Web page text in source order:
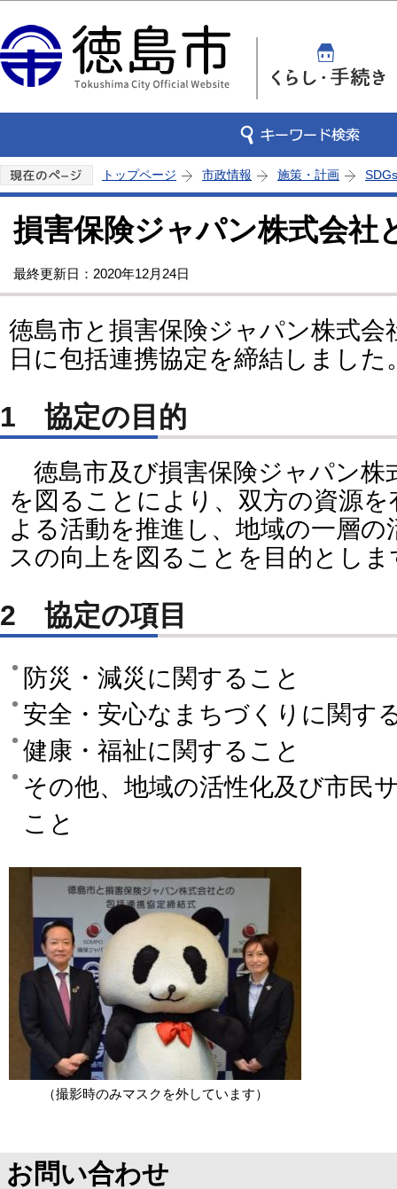
トップページ 市政情報 施策・計画
損害保険ジャパン株式会社
最終更新日：2020年12月24日
徳島市と損害保険ジャパン株式会
日に包括連携協定を締結しました
1 協定の目的
徳島市及び損害保険ジャパン株
を図ることにより、双方の資源
よる活動を推進し、地域の一層
スの向上を図ることを目的としま
2 協定の項目
防災・減災に関すること
安全・安心なまちづくりに関す
健康・福祉に関すること
その他、地域の活性化及び市民
こと
（撮影時のみマスクを外しています）
お問い合わせ